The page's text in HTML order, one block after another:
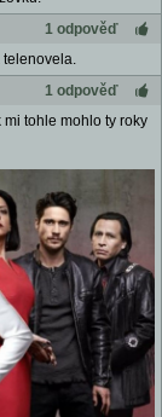
1 odpověď
1 odpověď
tohle mohlo ty roky